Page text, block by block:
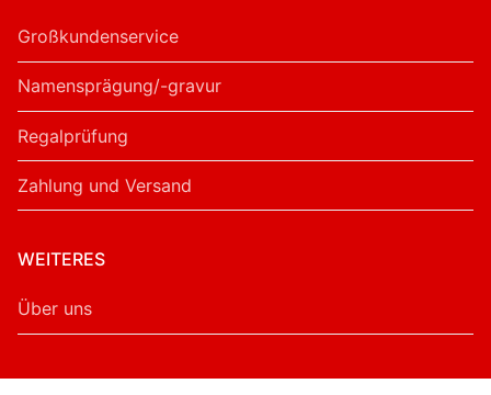
Großkundenservice
Namensprägung/-gravur
Regalprüfung
Zahlung und Versand
WEITERES
Über uns